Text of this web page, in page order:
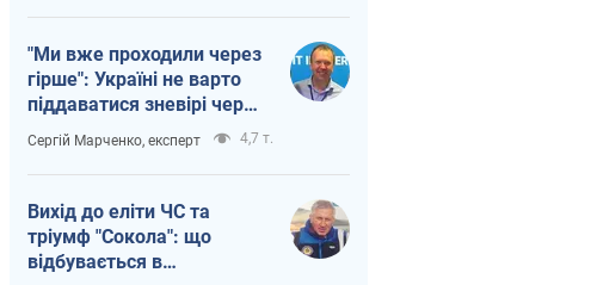
"Ми вже проходили через
гірше": Україні не варто
піддаватися зневірі через
ракетний терор
Сергій Марченко, експерт 4,7 т.
Вихід до еліти ЧС та
тріумф "Сокола": що
відбувається в